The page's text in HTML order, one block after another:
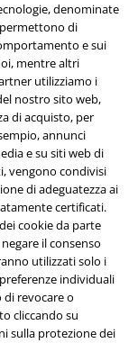
denominate
di
e sui
mentre altri
utilizziamo i
nostro sito web,
di acquisto, per
annunci
e su siti web di
vengono condivisi
di adeguatezza ai
certificati.
cookie da parte
il consenso
utilizzati solo i
individuali
revocare o
cliccando su
sulla protezione dei